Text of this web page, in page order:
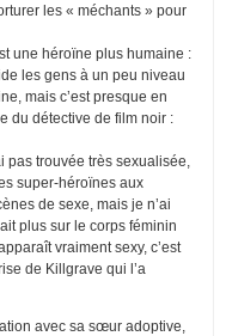
les « méchants » pour
une héroïne plus humaine :
les gens à un peu niveau
mais c’est presque en
du détective de film noir :
pas trouvée très sexualisée,
super-héroïnes aux
de sexe, mais je n’ai
plus sur le corps féminin
vraiment sexy, c’est
de Killgrave qui l’a
avec sa sœur adoptive,